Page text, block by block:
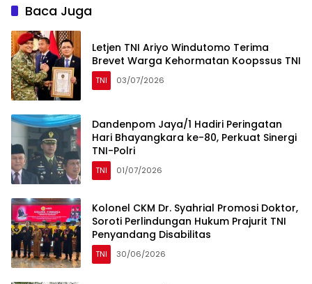
Baca Juga
Letjen TNI Ariyo Windutomo Terima
Brevet Warga Kehormatan Koopssus TNI
TNI 03/07/2026
Dandenpom Jaya/1 Hadiri Peringatan
Hari Bhayangkara ke-80, Perkuat Sinergi
TNI-Polri
TNI 01/07/2026
Kolonel CKM Dr. Syahrial Promosi Doktor,
Soroti Perlindungan Hukum Prajurit TNI
Penyandang Disabilitas
TNI 30/06/2026